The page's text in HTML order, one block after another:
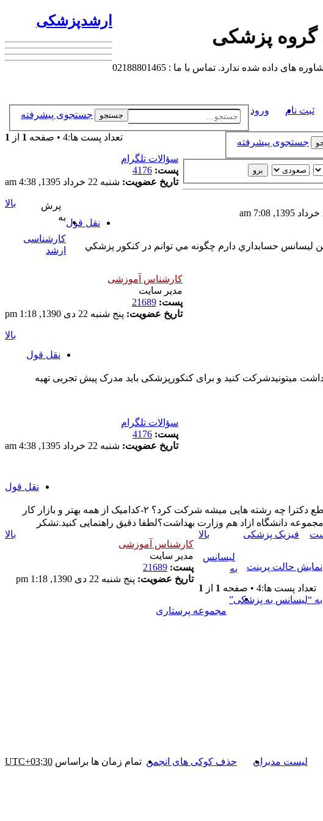
گروه پزشکی
شده ندارد. تماس با ما : 02188801465
جستجو جستجوی پیشرفته ورود ثبت نام
ارشدپزشکی
جستجوی پیشرفته تعداد پست ها:4 • صفحه 1 از 1
سؤالات تلگرام
پست: 4176
تاریخ عضویت: شنبه 22 خرداد 1395, 4:38 am
نقل قول
ليسانس حسابداري دارم چگونه مي توانم در كنكور پزشكي
بالا
کارشناس آموزشی
مدیر سایت
پست: 21689
تاریخ عضویت: پنج شنبه 22 دی 1390, 1:18 pm
نقل قول
میتونیدشرکت کنید و برای کنکورپزشکی باید مدرک پیش تجربی تهیه
بالا
سؤالات تلگرام
پست: 4176
تاریخ عضویت: شنبه 22 خرداد 1395, 4:38 am
نقل قول
سلام کارشناس محترم لطفا راهنمایی کنید：۱-با ارشد اموزش پزشکی در مقطع دکترا چه رشته هایی میشه شرکت کرد؟ ۲-کدامیک از همه بهتر و بازار کار
بالا
کارشناس آموزشی
مدیر سایت
پست: 21689
تاریخ عضویت: پنج شنبه 22 دی 1390, 1:18 pm
بالا
نمایش حالت پرینت
تعداد پست ها:4 • صفحه 1 از 1
“لیسانس به پزشکی”
پرش
به
کارشناسی
ارشد
فیزیک پزشکی
لیسانس
به
مجموعه پرستاری
تمام زمان ها براساس UTC+03:30 حذف کوکی های انجمن لیست مدیران